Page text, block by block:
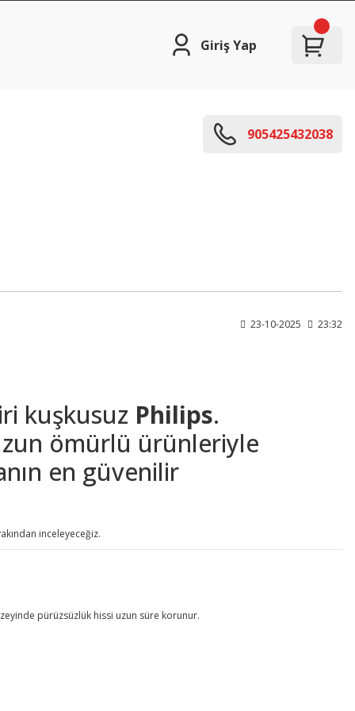
Giriş Yap
905425432038
23-10-2025 23:32
kuşkusuz Philips.
ömürlü ürünleriyle
en güvenilir
inceleyeceğiz.
pürüzsüzlük hissi uzun süre korunur.